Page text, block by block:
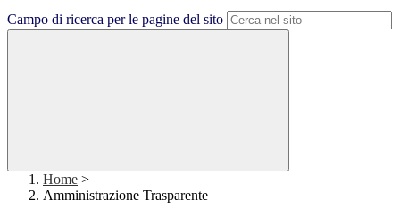
Campo di ricerca per le pagine del sito
Home >
Amministrazione Trasparente